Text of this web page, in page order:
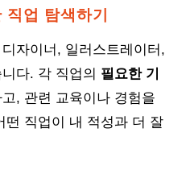
업 탐색하기
자이너, 일러스트레이터,
다. 각 직업의 필요한 기
, 관련 교육이나 경험을
떤 직업이 내 적성과 더 잘